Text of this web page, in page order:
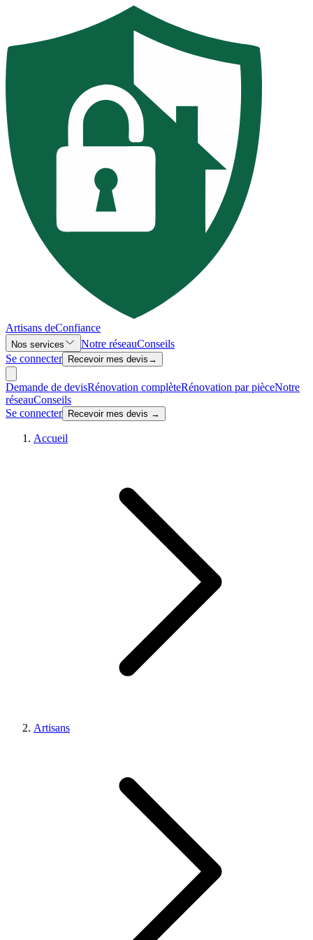
Artisans deConfiance
Nos services Notre réseauConseils
Se connecter
Recevoir mes devis →
Demande de devisRénovation complèteRénovation par pièceNotre
réseauConseils
Se connecter
Recevoir mes devis →
Accueil
Artisans